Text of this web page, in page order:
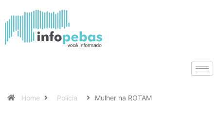
Home Polícia Mulher na ROTAM